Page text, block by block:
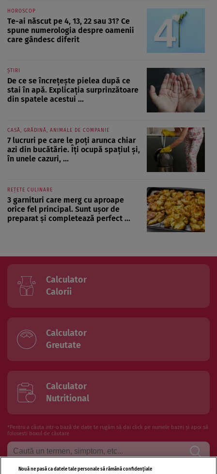
HOROSCOP
Te-ai născut pe 4, 13, 22 sau 31? Ce
spune numerologia despre oamenii
care gândesc diferit
ȘTIRI
De ce se încrețește pielea după ce
stai în apă. Explicația surprinzătoare
din spatele acestui ...
CASĂ, GRĂDINĂ, ANIMALE DE COMPANIE
7 lucruri pe care le poți arunca chiar
azi din bucătărie. Îți ocupă spațiul și,
în unele cazuri, ...
REȚETE CULINARE
3 garnituri care merg cu aproape
orice fel principal. Sunt ușor de
preparat și completează perfect ...
Calculator
Calorii
Calculator
Greutate
Calculator
Nutritional
*Pentru a căuta intr-o bază de date te rugăm să dai click pe numele bazei și apoi să
folosesti boxul de căutare
Nouă ne pasă ca datele tale personale să rămână confidențiale